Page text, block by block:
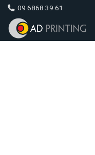
09 6868 39 61